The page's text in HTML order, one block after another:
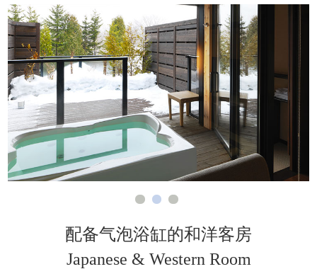
配备气泡浴缸的和洋客房
Japanese & Western Room